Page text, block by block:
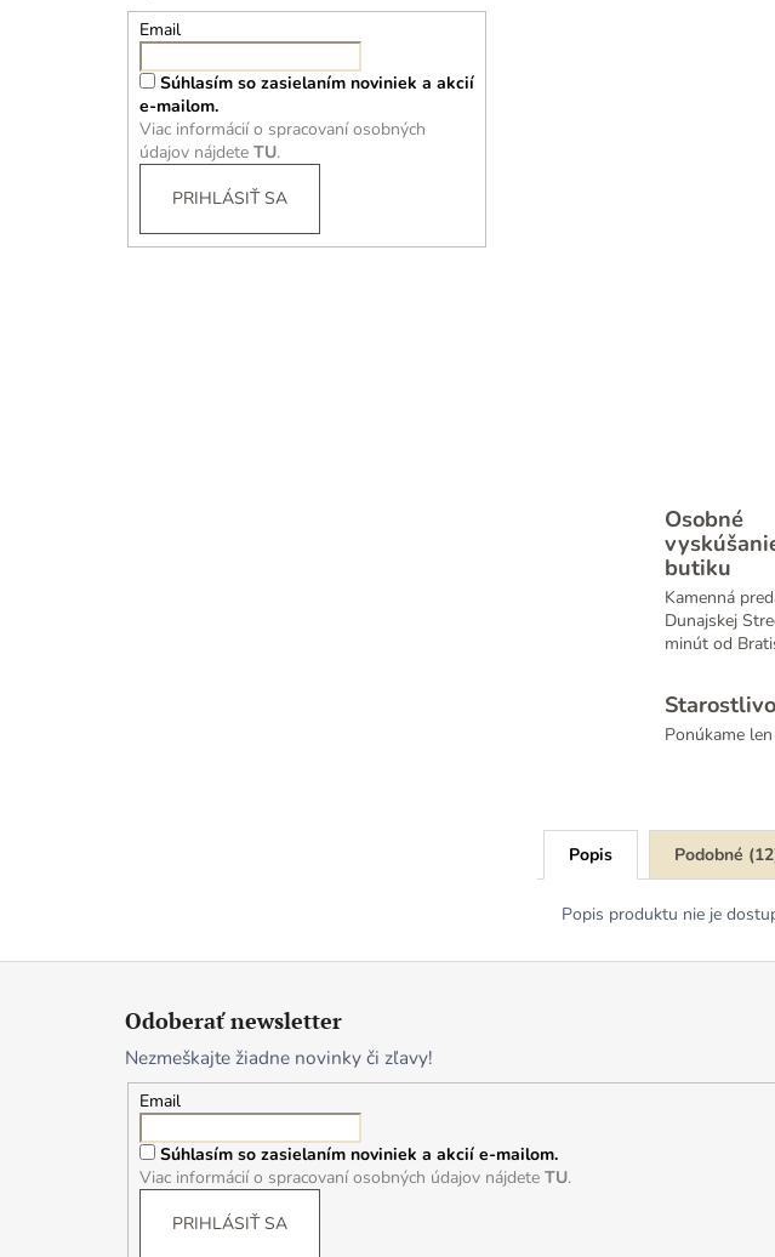
Email
Súhlasím so zasielaním noviniek a akcií
e-mailom.
Viac informácií o spracovaní osobných
údajov nájdete TU.
PRIHLÁSIŤ SA
Osobné
butiku
Kamenná
Dunajskej
minút od
Ponúkame
Popis Podobné
Popis produktu nie je
Odoberať newsletter
Nezmeškajte žiadne novinky či zľavy!
Email
Súhlasím so zasielaním noviniek a akcií e-mailom.
Viac informácií o spracovaní osobných údajov nájdete TU.
PRIHLÁSIŤ SA